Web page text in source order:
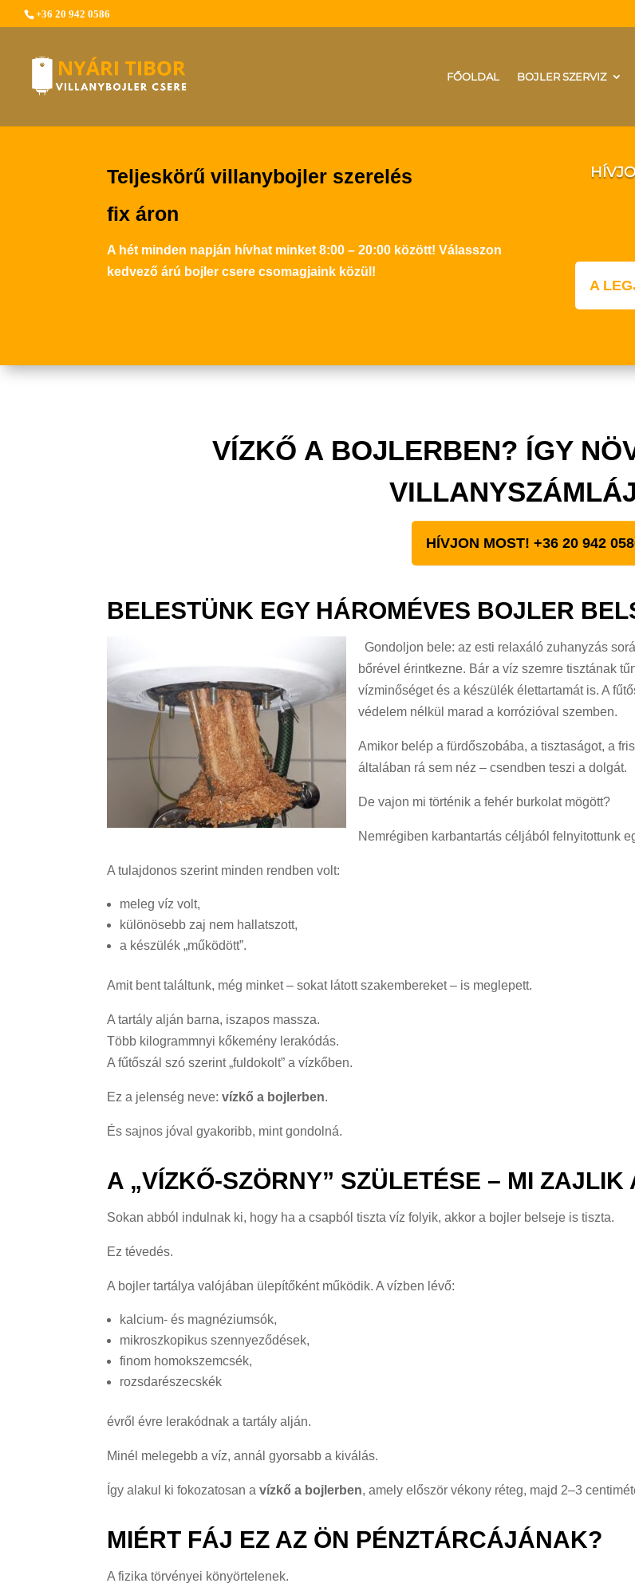
+36 20 942 0586
FŐOLDAL BOJLER SZERVIZ
Teljeskörű villanybojler szerelés
fix áron
A hét minden napján hívhat minket 8:00 – 20:00 között! Válasszon
kedvező árú bojler csere csomagjaink közül!
A
VÍZKŐ A BOJLERBEN? ÍGY
HÍVJON MOST! +36 20 942
BELESTÜNK EGY HÁROMÉVES BOJLER
Gondoljon bele: az esti relaxáló zuhanyzás
bőrével érintkezne. Bár a víz szemre tisztának
vízminőséget és a készülék élettartamát is. A
védelem nélkül marad a korrózióval szemben.
Amikor belép a fürdőszobába, a tisztaságot, a
általában rá sem néz – csendben teszi a dolgát.
De vajon mi történik a fehér burkolat mögött?
Nemrégiben karbantartás céljából felnyitottunk
A tulajdonos szerint minden rendben volt:
meleg víz volt,
különösebb zaj nem hallatszott,
a készülék „működött”.
Amit bent találtunk, még minket – sokat látott szakembereket – is meglepett.
A tartály alján barna, iszapos massza.
Több kilogrammnyi kőkemény lerakódás.
A fűtőszál szó szerint „fuldokolt” a vízkőben.
Ez a jelenség neve:vízkő a bojlerben.
És sajnos jóval gyakoribb, mint gondolná.
A „VÍZKŐ-SZÖRNY” SZÜLETÉSE – MI
Sokan abból indulnak ki, hogy ha a csapból tiszta víz folyik, akkor a bojler belseje is tiszta.
Ez tévedés.
A bojler tartálya valójában ülepítőként működik. A vízben lévő:
kalcium- és magnéziumsók,
mikroszkopikus szennyeződések,
finom homokszemcsék,
rozsdarészecskék
évről évre lerakódnak a tartály alján.
Minél melegebb a víz, annál gyorsabb a kiválás.
Így alakul ki fokozatosan avízkő a bojlerben, amely először vékony réteg, majd 2–3
MIÉRT FÁJ EZ AZ ÖN PÉNZTÁRCÁJÁNAK?
A fizika törvényei könyörtelenek.